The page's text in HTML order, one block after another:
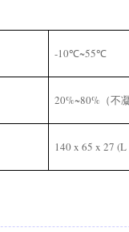
-10℃~55℃
20%~80% （不
140 x65 x 27 (L